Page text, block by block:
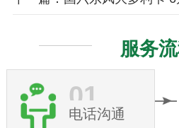
服务
01
电话沟通